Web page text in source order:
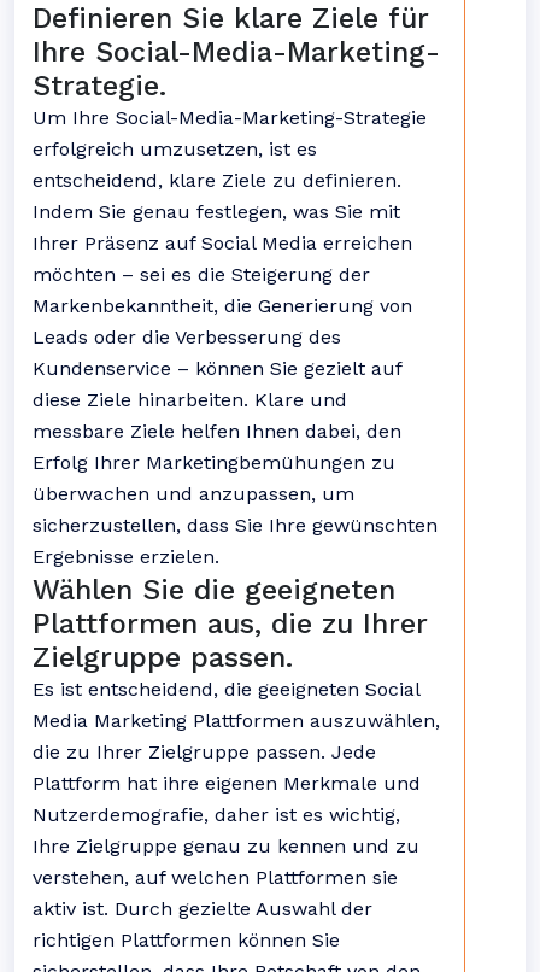
Definieren Sie klare Ziele für
Ihre Social-Media-Marketing-
Strategie.
Um Ihre Social-Media-Marketing-Strategie
erfolgreich umzusetzen, ist es
entscheidend, klare Ziele zu definieren.
Indem Sie genau festlegen, was Sie mit
Ihrer Präsenz auf Social Media erreichen
möchten – sei es die Steigerung der
Markenbekanntheit, die Generierung von
Leads oder die Verbesserung des
Kundenservice – können Sie gezielt auf
diese Ziele hinarbeiten. Klare und
messbare Ziele helfen Ihnen dabei, den
Erfolg Ihrer Marketingbemühungen zu
überwachen und anzupassen, um
sicherzustellen, dass Sie Ihre gewünschten
Ergebnisse erzielen.
Wählen Sie die geeigneten
Plattformen aus, die zu Ihrer
Zielgruppe passen.
Es ist entscheidend, die geeigneten Social
Media Marketing Plattformen auszuwählen,
die zu Ihrer Zielgruppe passen. Jede
Plattform hat ihre eigenen Merkmale und
Nutzerdemografie, daher ist es wichtig,
Ihre Zielgruppe genau zu kennen und zu
verstehen, auf welchen Plattformen sie
aktiv ist. Durch gezielte Auswahl der
richtigen Plattformen können Sie